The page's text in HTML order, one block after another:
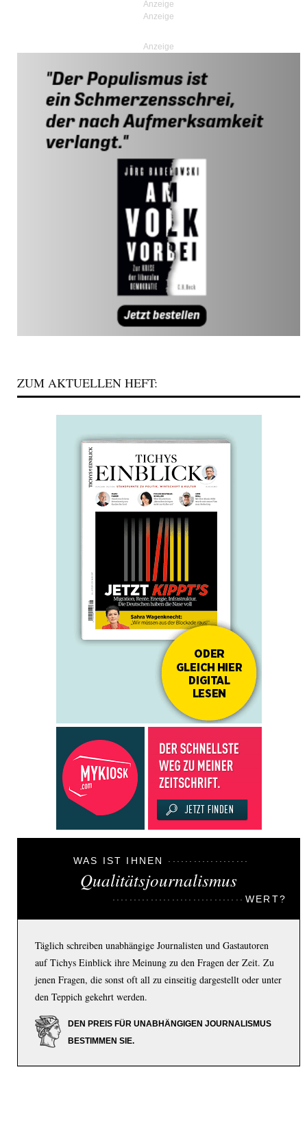
Anzeige
ZUM AKTUELLEN HEFT:
WAS IST IHNEN
Qualitätsjournalismus
WERT?
Täglich schreiben unabhängige Journalisten und Gastautoren
auf Tichys Einblick ihre Meinung zu den Fragen der Zeit. Zu
jenen Fragen, die sonst oft all zu einseitig dargestellt oder unter
den Teppich gekehrt werden.
DEN PREIS FÜR UNABHÄNGIGEN JOURNALISMUS
BESTIMMEN SIE.